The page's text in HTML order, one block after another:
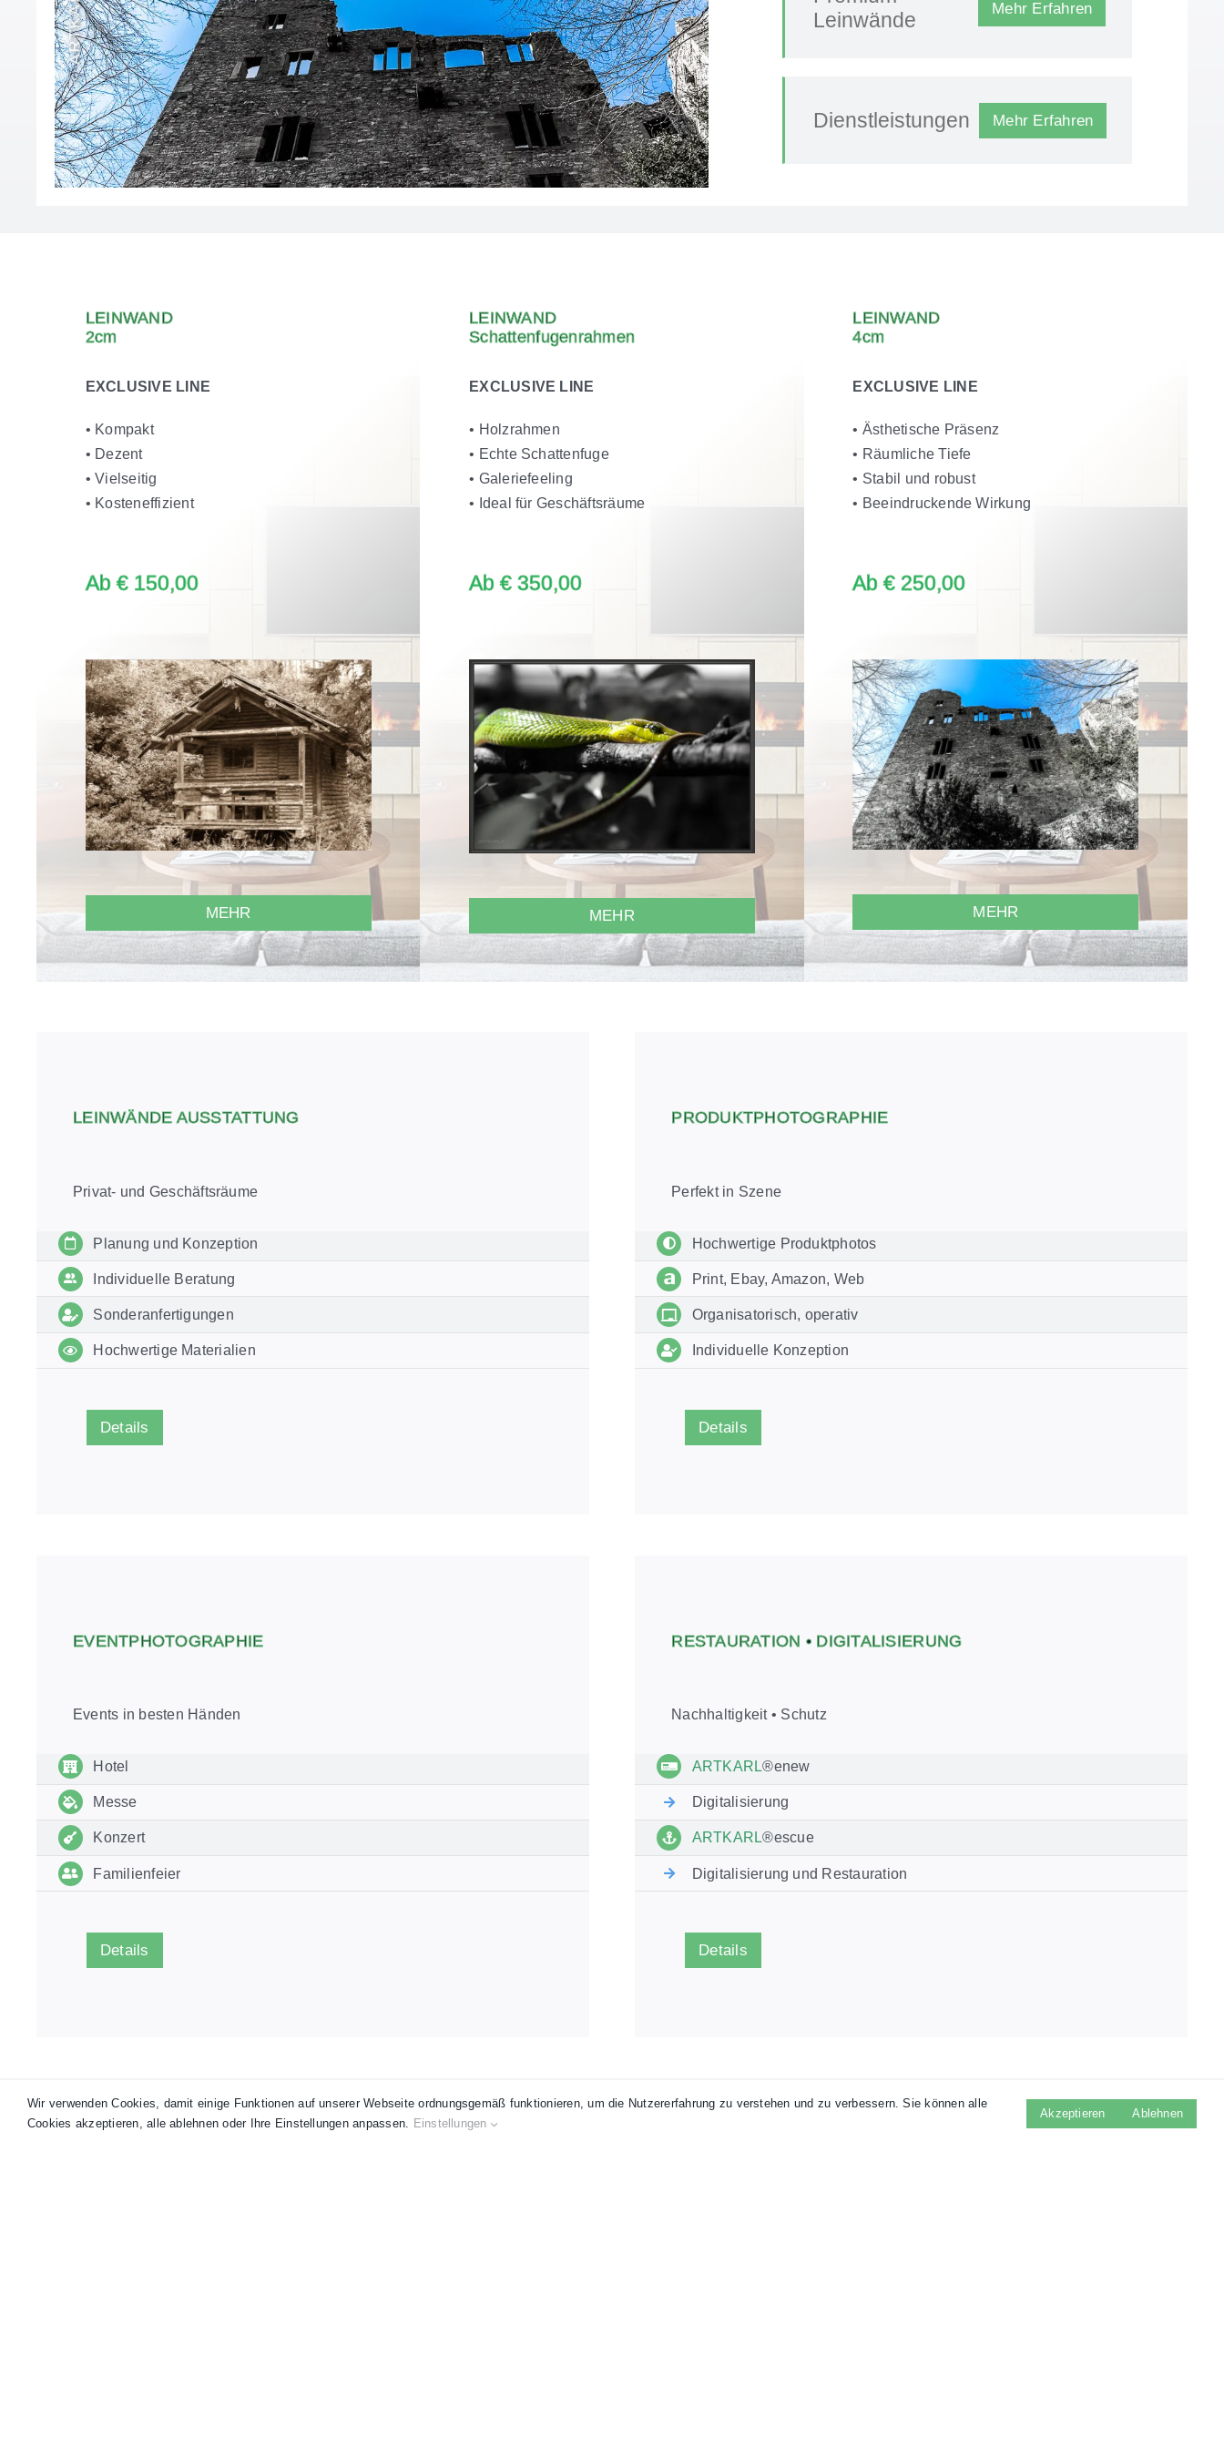
Leinwände
Mehr Erfahren
Dienstleistungen Mehr Erfahren
LEINWAND
2cm
EXCLUSIVE LINE
• Kompakt
• Dezent
• Vielseitig
• Kosteneffizient
Ab € 150,00
MEHR
LEINWAND
Schattenfugenrahmen
EXCLUSIVE LINE
• Holzrahmen
• Echte Schattenfuge
• Galeriefeeling
• Ideal für Geschäftsräume
Ab € 350,00
MEHR
LEINWAND
4cm
EXCLUSIVE LINE
• Ästhetische Präsenz
• Räumliche Tiefe
• Stabil und robust
• Beeindruckende Wirkung
Ab € 250,00
MEHR
LEINWÄNDE AUSSTATTUNG
Privat- und Geschäftsräume
Planung und Konzeption
Individuelle Beratung
Sonderanfertigungen
Hochwertige Materialien
Details
PRODUKTPHOTOGRAPHIE
Perfekt in Szene
Hochwertige Produktphotos
Print, Ebay, Amazon, Web
Organisatorisch, operativ
Individuelle Konzeption
Details
EVENTPHOTOGRAPHIE
Events in besten Händen
Hotel
Messe
Konzert
Familienfeier
Details
RESTAURATION • DIGITALISIERUNG
Nachhaltigkeit • Schutz
ARTKARL®enew
Digitalisierung
ARTKARL®escue
Digitalisierung und Restauration
Details
KUNDENSERVICE TOP-KATEGORIEN BELIEBTE SEITEN KOSTENLOSE LIEFERUNG
Wir verwenden Cookies, damit einige Funktionen auf unserer Webseite ordnungsgemäß funktionieren, um die Nutzererfahrung zu verstehen und zu verbessern. Sie können alle
Cookies akzeptieren, alle ablehnen oder Ihre Einstellungen anpassen. Einstellungen
Akzeptieren Ablehnen